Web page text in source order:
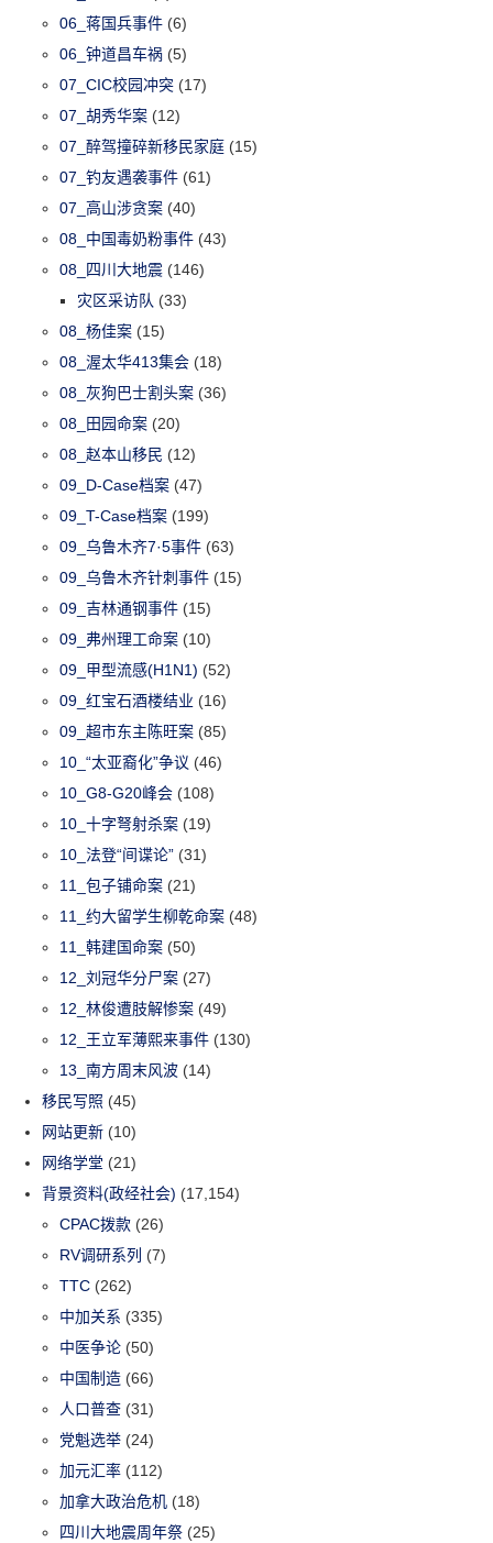
06_蒋国兵事件 (6)
06_钟道昌车祸 (5)
07_CIC校园冲突 (17)
07_胡秀华案 (12)
07_醉驾撞碎新移民家庭 (15)
07_钓友遇袭事件 (61)
07_高山涉贪案 (40)
08_中国毒奶粉事件 (43)
08_四川大地震 (146)
灾区采访队 (33)
08_杨佳案 (15)
08_渥太华413集会 (18)
08_灰狗巴士割头案 (36)
08_田园命案 (20)
08_赵本山移民 (12)
09_D-Case档案 (47)
09_T-Case档案 (199)
09_乌鲁木齐7·5事件 (63)
09_乌鲁木齐针刺事件 (15)
09_吉林通钢事件 (15)
09_弗州理工命案 (10)
09_甲型流感(H1N1) (52)
09_红宝石酒楼结业 (16)
09_超市东主陈旺案 (85)
10_“太亚裔化”争议 (46)
10_G8-G20峰会 (108)
10_十字弩射杀案 (19)
10_法登“间谍论” (31)
11_包子铺命案 (21)
11_约大留学生柳乾命案 (48)
11_韩建国命案 (50)
12_刘冠华分尸案 (27)
12_林俊遭肢解惨案 (49)
12_王立军薄熙来事件 (130)
13_南方周末风波 (14)
移民写照 (45)
网站更新 (10)
网络学堂 (21)
背景资料(政经社会) (17,154)
CPAC拨款 (26)
RV调研系列 (7)
TTC (262)
中加关系 (335)
中医争论 (50)
中国制造 (66)
人口普查 (31)
党魁选举 (24)
加元汇率 (112)
加拿大政治危机 (18)
四川大地震周年祭 (25)